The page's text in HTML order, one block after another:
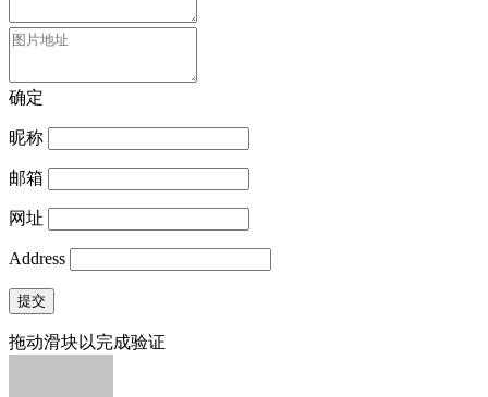
确定
昵称
邮箱
网址
Address
提交
拖动滑块以完成验证